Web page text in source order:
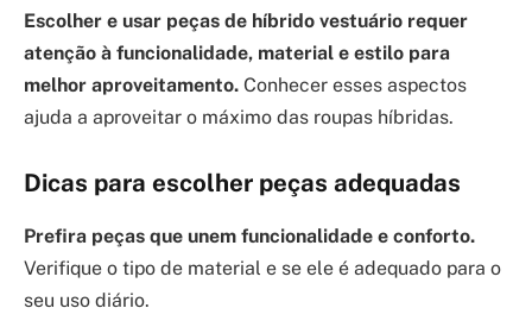
Escolher e usar peças de híbrido vestuário requer
atenção à funcionalidade, material e estilo para
melhor aproveitamento. Conhecer esses aspectos
ajuda a aproveitar o máximo das roupas híbridas.
Dicas para escolher peças adequadas
Prefira peças que unem funcionalidade e conforto.
Verifique o tipo de material e se ele é adequado para o
seu uso diário.